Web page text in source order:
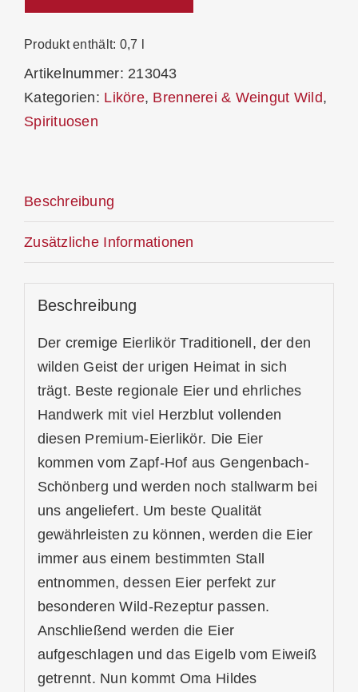
6-
Ender
Produkt enthält: 0,7 l
Artikelnummer: 213043
Kategorien: Liköre, Brennerei & Weingut Wild,
Spirituosen
Beschreibung
Zusätzliche Informationen
Beschreibung
Der cremige Eierlikör Traditionell, der den
wilden Geist der urigen Heimat in sich
trägt. Beste regionale Eier und ehrliches
Handwerk mit viel Herzblut vollenden
diesen Premium-Eierlikör. Die Eier
kommen vom Zapf-Hof aus Gengenbach-
Schönberg und werden noch stallwarm bei
uns angeliefert. Um beste Qualität
gewährleisten zu können, werden die Eier
immer aus einem bestimmten Stall
entnommen, dessen Eier perfekt zur
besonderen Wild-Rezeptur passen.
Anschließend werden die Eier
aufgeschlagen und das Eigelb vom Eiweiß
getrennt. Nun kommt Oma Hildes